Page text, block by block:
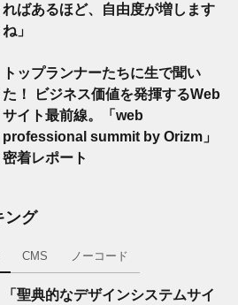
ればあるほど、自由度が増します
ね」
トップランナーたちに生で聞い
た！ ビジネス価値を発揮するWeb
サイト最前線。「web
professional summit by Orizm」
密着レポート
ング
CMS ノーコード
「聖典的なデザインシステムサイ